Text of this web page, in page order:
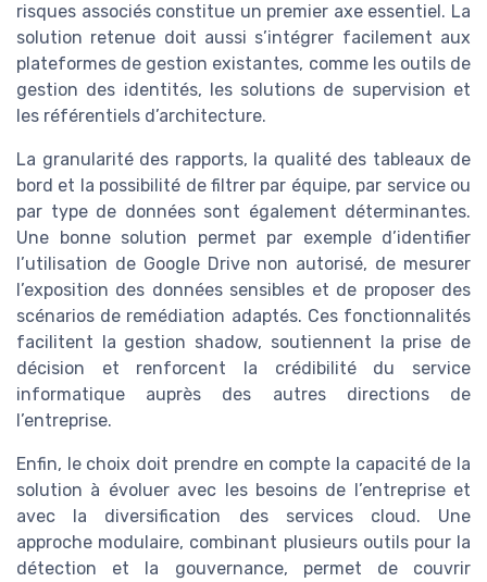
risques associés constitue un premier axe essentiel. La
solution retenue doit aussi s’intégrer facilement aux
plateformes de gestion existantes, comme les outils de
gestion des identités, les solutions de supervision et
les référentiels d’architecture.
La granularité des rapports, la qualité des tableaux de
bord et la possibilité de filtrer par équipe, par service ou
par type de données sont également déterminantes.
Une bonne solution permet par exemple d’identifier
l’utilisation de Google Drive non autorisé, de mesurer
l’exposition des données sensibles et de proposer des
scénarios de remédiation adaptés. Ces fonctionnalités
facilitent la gestion shadow, soutiennent la prise de
décision et renforcent la crédibilité du service
informatique auprès des autres directions de
l’entreprise.
Enfin, le choix doit prendre en compte la capacité de la
solution à évoluer avec les besoins de l’entreprise et
avec la diversification des services cloud. Une
approche modulaire, combinant plusieurs outils pour la
détection et la gouvernance, permet de couvrir